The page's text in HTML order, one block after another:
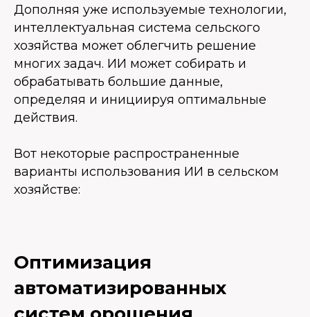
Дополняя уже используемые технологии,
интеллектуальная система сельского
хозяйства может облегчить решение
многих задач. ИИ может собирать и
обрабатывать большие данные,
определяя и инициируя оптимальные
действия.
Вот некоторые распространенные
варианты использования ИИ в сельском
хозяйстве:
Оптимизация
автоматизированных